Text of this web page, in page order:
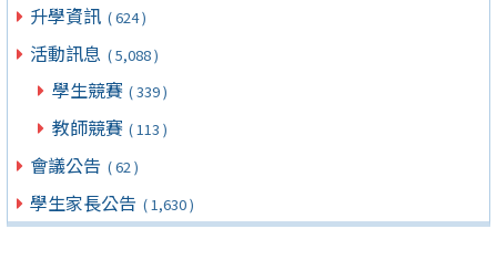
升學資訊 ( 624 )
活動訊息 ( 5,088 )
學生競賽 ( 339 )
教師競賽 ( 113 )
會議公告 ( 62 )
學生家長公告 ( 1,630 )